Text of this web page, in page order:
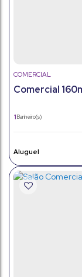
Comercial
COMERCIAL
1Banheiro(s)